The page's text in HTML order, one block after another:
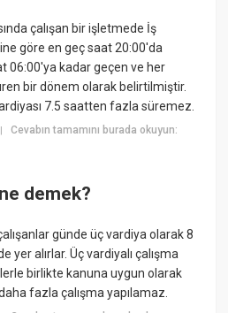
çalışan bir işletmede İş
göre en geç saat 20:00'da
06:00'ya kadar geçen ve her
bir dönem olarak belirtilmiştir.
7.5 saatten fazla süremez.
Cevabın tamamını burada okuyun:
demek?
günde üç vardiya olarak 8
yer alırlar. Üç vardiyalı çalışma
birlikte kanuna uygun olarak
fazla çalışma yapılamaz.